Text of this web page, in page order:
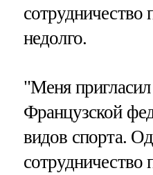
сотрудничество
недолго.
"Меня
Французской
видов спорта.
сотрудничество